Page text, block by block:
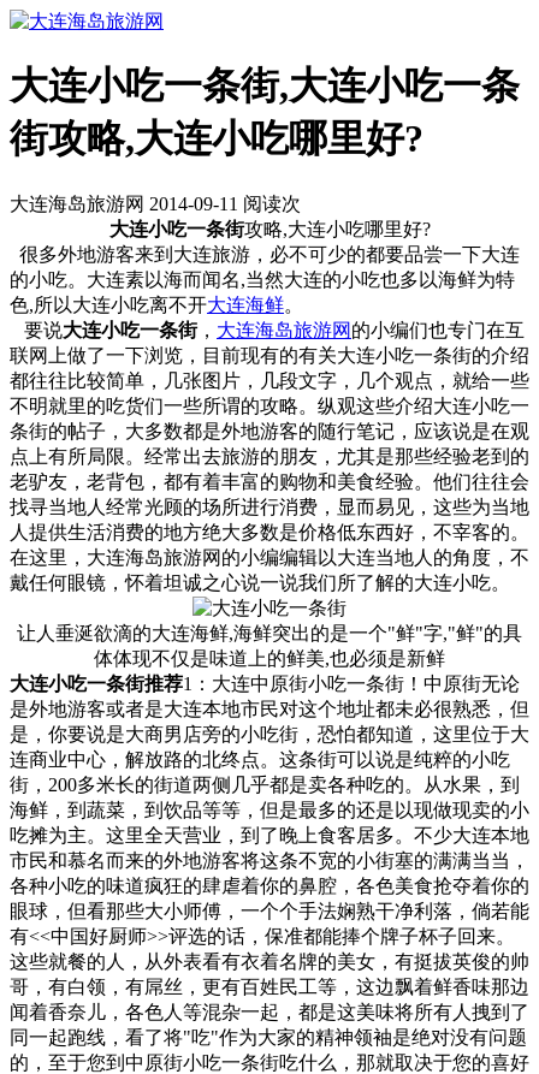
大连小吃一条街,大连小吃一条
街攻略,大连小吃哪里好?
大连海岛旅游网 2014-09-11 阅读次
大连小吃一条街攻略,大连小吃哪里好?
很多外地游客来到大连旅游，必不可少的都要品尝一下大连
的小吃。大连素以海而闻名,当然大连的小吃也多以海鲜为特
色,所以大连小吃离不开大连海鲜。
要说大连小吃一条街， 大连海岛旅游网 的小编们也专门在互
联网上做了一下浏览，目前现有的有关大连小吃一条街的介绍
都往往比较简单，几张图片，几段文字，几个观点，就给一些
不明就里的吃货们一些所谓的攻略。纵观这些介绍大连小吃一
条街的帖子，大多数都是外地游客的随行笔记，应该说是在观
点上有所局限。经常出去旅游的朋友，尤其是那些经验老到的
老驴友，老背包，都有着丰富的购物和美食经验。他们往往会
找寻当地人经常光顾的场所进行消费，显而易见，这些为当地
人提供生活消费的地方绝大多数是价格低东西好，不宰客的。
在这里，大连海岛旅游网的小编编辑以大连当地人的角度，不
戴任何眼镜，怀着坦诚之心说一说我们所了解的大连小吃。
让人垂涎欲滴的大连海鲜,海鲜突出的是一个"鲜"字,"鲜"的具
体体现不仅是味道上的鲜美,也必须是新鲜
大连小吃一条街推荐1：大连中原街小吃一条街！中原街无论
是外地游客或者是大连本地市民对这个地址都未必很熟悉，但
是，你要说是大商男店旁的小吃街，恐怕都知道，这里位于大
连商业中心，解放路的北终点。这条街可以说是纯粹的小吃
街，200多米长的街道两侧几乎都是卖各种吃的。从水果，到
海鲜，到蔬菜，到饮品等等，但是最多的还是以现做现卖的小
吃摊为主。这里全天营业，到了晚上食客居多。不少大连本地
市民和慕名而来的外地游客将这条不宽的小街塞的满满当当，
各种小吃的味道疯狂的肆虐着你的鼻腔，各色美食抢夺着你的
眼球，但看那些大小师傅，一个个手法娴熟干净利落，倘若能
有<<中国好厨师>>评选的话，保准都能捧个牌子杯子回来。
这些就餐的人，从外表看有衣着名牌的美女，有挺拔英俊的帅
哥，有白领，有屌丝，更有百姓民工等，这边飘着鲜香味那边
闻着香奈儿，各色人等混杂一起，都是这美味将所有人拽到了
同一起跑线，看了将"吃"作为大家的精神领袖是绝对没有问题
的，至于您到中原街小吃一条街吃什么，那就取决于您的喜好